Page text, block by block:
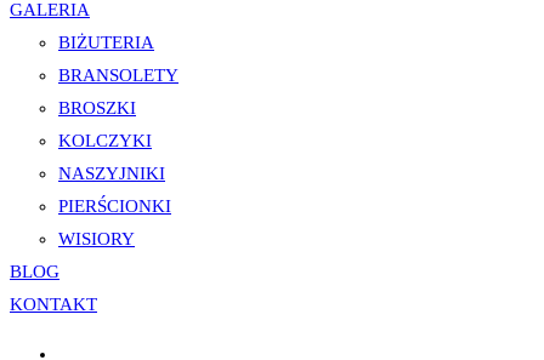
GALERIA
BIŻUTERIA
BRANSOLETY
BROSZKI
KOLCZYKI
NASZYJNIKI
PIERŚCIONKI
WISIORY
BLOG
KONTAKT